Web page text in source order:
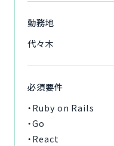
勤務地
代々木
必須要件
・Ruby on Rails
・Go
・React